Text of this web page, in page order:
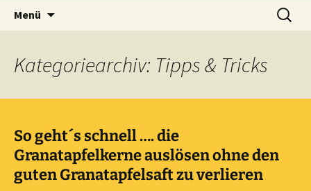
Menü
Suchen
nach:
Kategoriearchiv: Tipps & Tricks
So geht´s schnell …. die
Granatapfelkerne auslösen ohne den
guten Granatapfelsaft zu verlieren